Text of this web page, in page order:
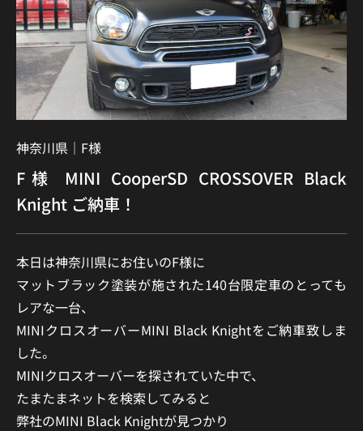
神奈川県｜ F様
F様 MINI CooperSD CROSSOVER Black
Knight ご納車！
本日は神奈川県にお住いのF様に
マットブラック塗装が施された140台限定車のとっても
レアな一台、
MINIクロスオーバーMINI Black Knightをご納車致しま
した。
MINIクロスオーバーを探されていた中で、
たまたまネットを検索してみると
弊社のMINI Black Knightが見つかり